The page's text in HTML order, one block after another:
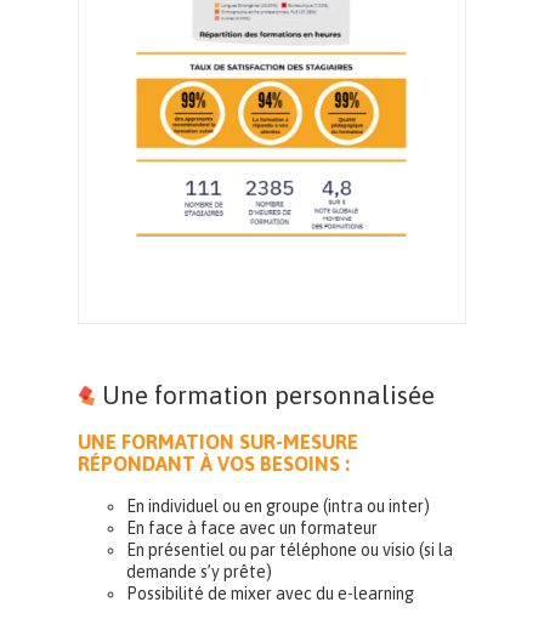
Une formation personnalisée
UNE FORMATION SUR-MESURE
RÉPONDANT À VOS BESOINS :
En individuel ou en groupe (intra ou inter)
En face à face avec un formateur
En présentiel ou par téléphone ou visio (si la
demande s’y prête)
Possibilité de mixer avec du e-learning